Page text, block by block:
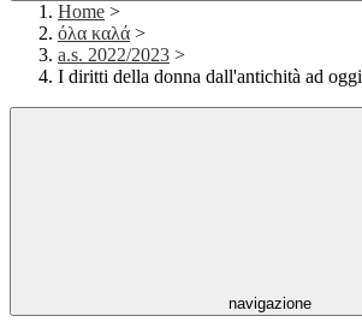
Home >
όλα καλά >
a.s. 2022/2023 >
I diritti della donna dall'antichità ad oggi
navigazione